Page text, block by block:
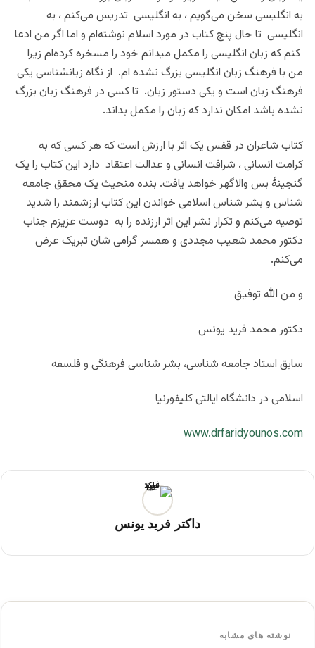
به انگلیسی سخن می‌گویم ، به انگلیسی تدریس می‌کنم ، به
انگلیسی تا حال پنج کتاب در مورد اسلام نوشته‌ام و اما اگر من ادعا
کنم که زبان انگلیسی را مکمل میدانم خود را مسخره کرده‌ام زیرا
من با فرهنگ زبان انگلیسی بزرگ نشده ام. از نگاه زبانشناسی یکی
فرهنگ زبان است و یکی دستور زبان. تا کسی در فرهنگ زبان بزرگ
نشده باشد امکان ندارد که زبان را مکمل بداند.
کتاب شاعران در قفس یک اثر با ارزش است که هر کسی که به
کرامت انسانی ، شرافت انسانی و عدالت اعتقاد دارد این کتاب را یک
گنجینۀ بس والاگهر خواهد یافت. بنده منحیث یک محقق جامعه
شناس و بشر شناس اسلامی خواندن این کتاب ارزشمند را شدید
توصیه می‌کنم و تکرار نشر این اثر ارزنده را به دوست عزیزم جناب
دکتور محمد شعیب مجددی و همسر گرامی شان تبریک عرض
می‌کنم.
و من الله توفیق
دکتور محمد فرید یونس
سابق استاد جامعه شناسی، بشر شناسی فرهنگی و فلسفه
اسلامی در دانشگاه ایالتی کلیفورنیا
www.drfaridyounos.com
داکتر فرید یونس
نوشته های مشابه